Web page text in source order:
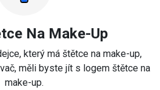
Na Make-Up
který má štětce na make-up,
měli byste jít s logem štětce na
make-up.